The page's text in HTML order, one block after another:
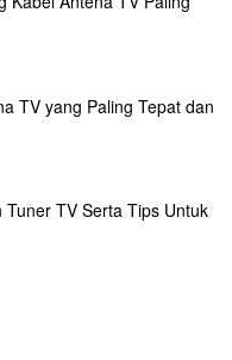
TV yang Paling Tepat dan
Tuner TV Serta Tips Untuk